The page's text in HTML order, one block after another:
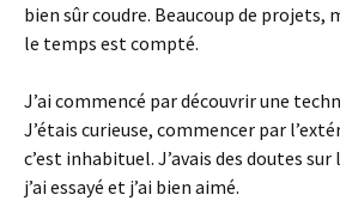
bien sûr coudre. Beaucoup de projets,
le temps est compté.
J’ai commencé par découvrir une
J’étais curieuse, commencer par
c’est inhabituel. J’avais des doutes
j’ai essayé et j’ai bien aimé.